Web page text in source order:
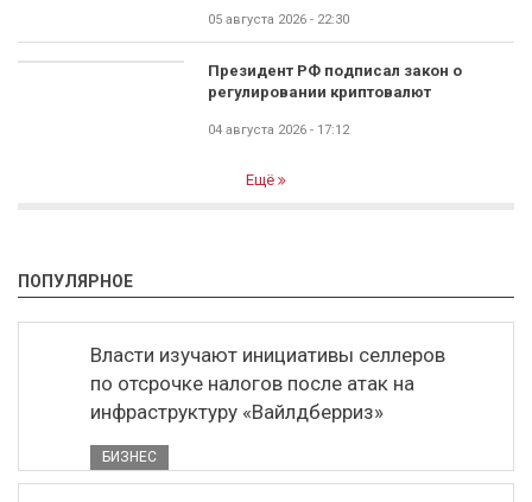
05 августа 2026 - 22:30
Президент РФ подписал закон о
регулировании криптовалют
04 августа 2026 - 17:12
Ещё
ПОПУЛЯРНОЕ
Власти изучают инициативы селлеров
по отсрочке налогов после атак на
инфраструктуру «Вайлдберриз»
БИЗНЕС